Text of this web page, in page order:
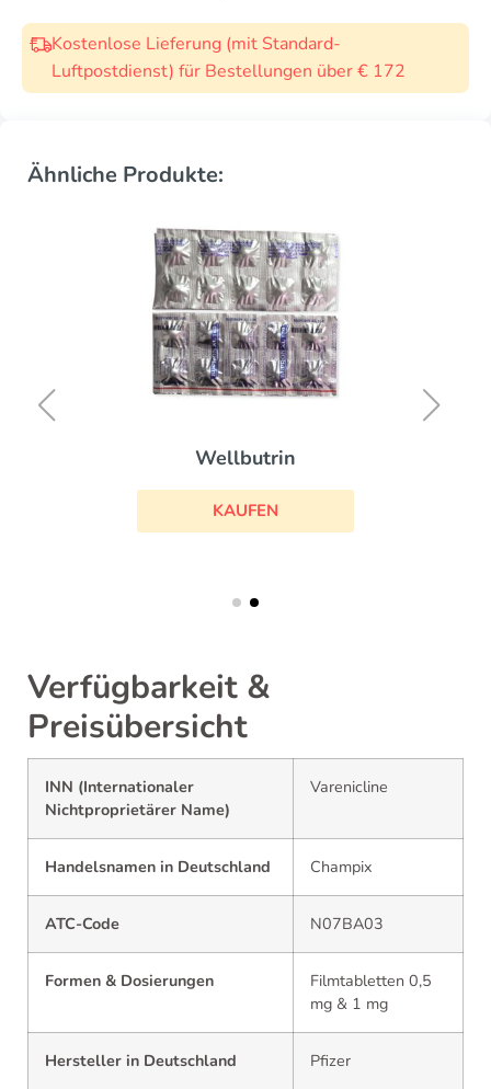
Kostenlose Lieferung (mit Standard-
Luftpostdienst) für Bestellungen über € 172
Ähnliche Produkte:
Wellbutrin
KAUFEN
Verfügbarkeit &
Preisübersicht
INN (Internationaler
Nichtproprietärer Name)
Varenicline
Handelsnamen in Deutschland Champix
ATC-Code N07BA03
Formen & Dosierungen
Filmtabletten 0,5
mg & 1 mg
Hersteller in Deutschland Pfizer